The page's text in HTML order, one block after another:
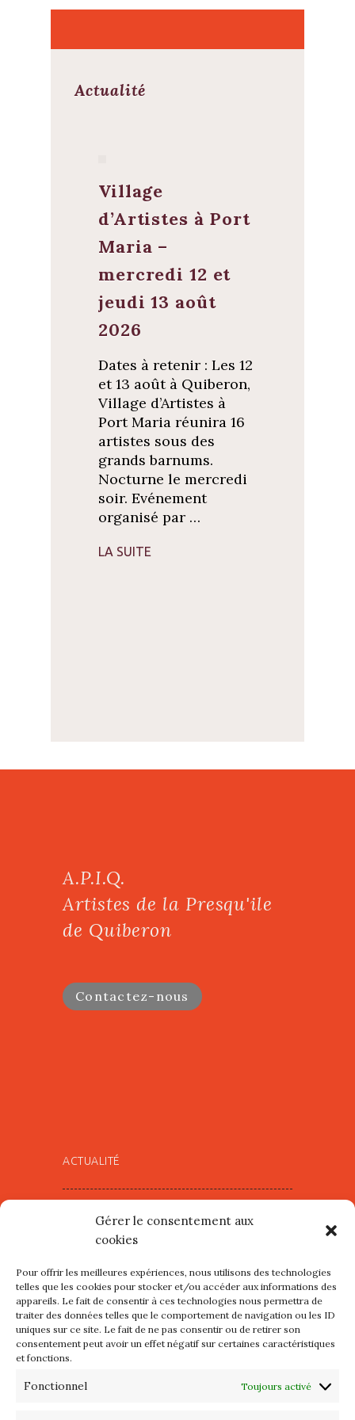
Gérer le consentement aux
cookies
Pour offrir les meilleures expériences, nous utilisons des technologies
telles que les cookies pour stocker et/ou accéder aux informations des
appareils. Le fait de consentir à ces technologies nous permettra de
traiter des données telles que le comportement de navigation ou les ID
uniques sur ce site. Le fait de ne pas consentir ou de retirer son
consentement peut avoir un effet négatif sur certaines caractéristiques
et fonctions.
Fonctionnel Toujours activé
Actualité
Village
d’Artistes à Port
Maria –
mercredi 12 et
jeudi 13 août
2026
Dates à retenir : Les 12
et 13 août à Quiberon,
Village d’Artistes à
Port Maria réunira 16
artistes sous des
grands barnums.
Nocturne le mercredi
soir. Evénement
organisé par …
LA SUITE
A.P.I.Q.
Artistes de la Presqu'ile
de Quiberon
Contactez-nous
ACTUALITÉ
mercredi 12 et jeudi 13 août
2026
Les petits formats du Port
d’Orange : Mercredi 22 juillet de
10h à 20h